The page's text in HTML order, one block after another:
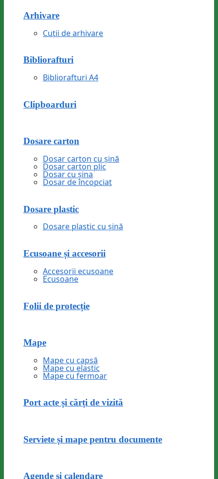
Arhivare
Cutii de arhivare
Bibliorafturi
Bibliorafturi A4
Clipboarduri
Dosare carton
Dosar carton cu șină
Dosar carton plic
Dosar cu șina
Dosar de încopciat
Dosare plastic
Dosare plastic cu șină
Ecusoane și accesorii
Accesorii ecusoane
Ecusoane
Folii de protecție
Mape
Mape cu capsă
Mape cu elastic
Mape cu fermoar
Port acte și cărți de vizită
Serviete și mape pentru documente
Agende și calendare